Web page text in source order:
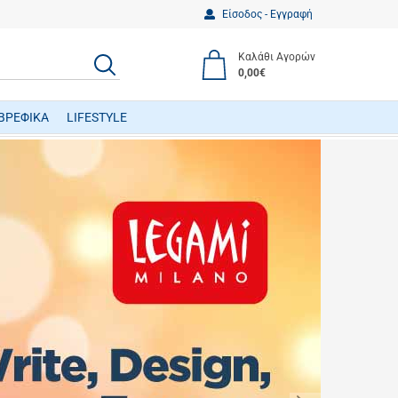
Είσοδος - Εγγραφή
ΑΝΑΖΗΤΗΣΗ
Καλάθι Αγορών
0,00€
LIFESTYLE